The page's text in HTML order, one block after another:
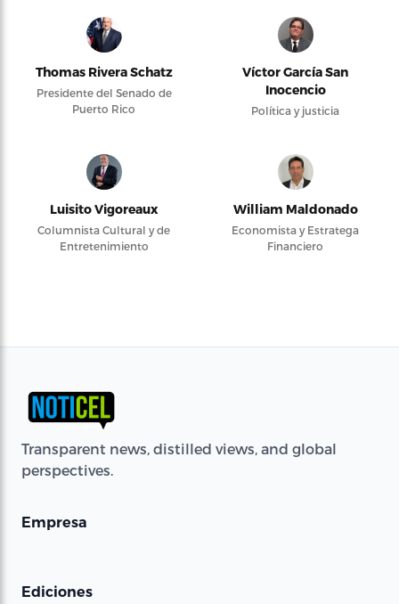
Thomas Rivera Schatz
Presidente del Senado de
Puerto Rico
Víctor García San
Inocencio
Política y justicia
Luisito Vigoreaux
Columnista Cultural y de
Entretenimiento
William Maldonado
Economista y Estratega
Financiero
Transparent news, distilled views, and global
perspectives.
Empresa
Ediciones